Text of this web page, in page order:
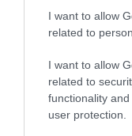
I want to allow
related to
I want to allow
related to
functionality
user protection.
Εύβοιας: Πέθανε
09.08.2026 | 15:40
Market Pass:
φθινόπωρο του
αναμένονται οι